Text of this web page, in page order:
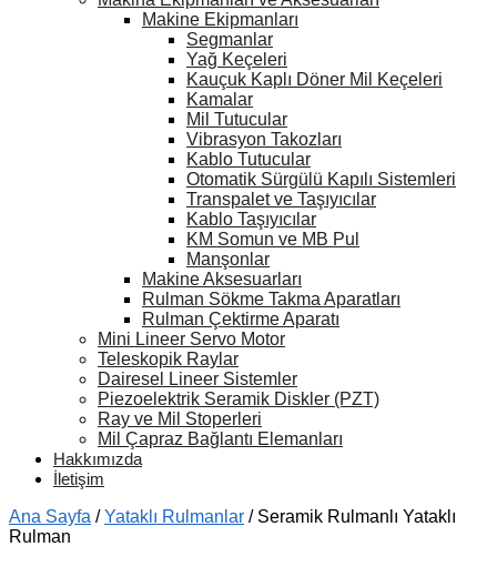
Makine Ekipmanları
Segmanlar
Yağ Keçeleri
Kauçuk Kaplı Döner Mil Keçeleri
Kamalar
Mil Tutucular
Vibrasyon Takozları
Kablo Tutucular
Otomatik Sürgülü Kapılı Sistemleri
Transpalet ve Taşıyıcılar
Kablo Taşıyıcılar
KM Somun ve MB Pul
Manşonlar
Makine Aksesuarları
Rulman Sökme Takma Aparatları
Rulman Çektirme Aparatı
Mini Lineer Servo Motor
Teleskopik Raylar
Dairesel Lineer Sistemler
Piezoelektrik Seramik Diskler (PZT)
Ray ve Mil Stoperleri
Mil Çapraz Bağlantı Elemanları
Hakkımızda
İletişim
Ana Sayfa /Yataklı Rulmanlar / Seramik Rulmanlı Yataklı
Rulman